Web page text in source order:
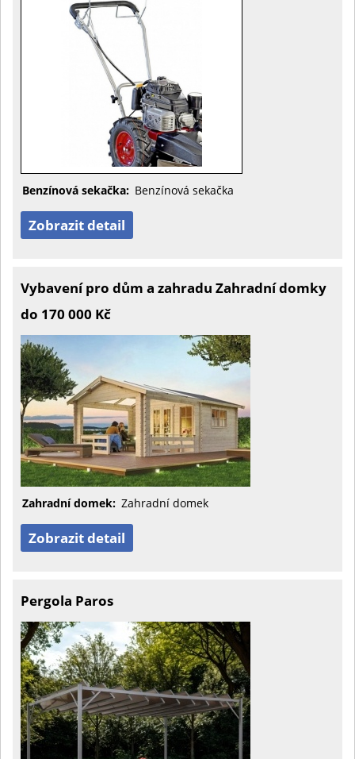
Benzínová sekačka: Benzínová sekačka
Zobrazit detail
Vybavení pro dům a zahradu Zahradní domky
do 170 000 Kč
Zahradní domek: Zahradní domek
Zobrazit detail
Pergola Paros